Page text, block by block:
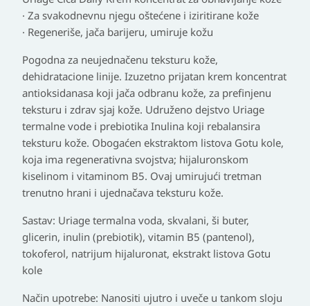
· Za svakodnevnu njegu oštećene i iziritirane kože
· Regeneriše, jača barijeru, umiruje kožu
Pogodna za neujednačenu teksturu kože,
dehidratacione linije. Izuzetno prijatan krem koncentrat
antioksidanasa koji jača odbranu kože, za prefinjenu
teksturu i zdrav sjaj kože. Udruženo dejstvo Uriage
termalne vode i prebiotika Inulina koji rebalansira
teksturu kože. Obogaćen ekstraktom listova Gotu kole,
koja ima regenerativna svojstva; hijaluronskom
kiselinom i vitaminom B5. Ovaj umirujući tretman
trenutno hrani i ujednačava teksturu kože.
Sastav: Uriage termalna voda, skvalani, ši buter,
glicerin, inulin (prebiotik), vitamin B5 (pantenol),
tokoferol, natrijum hijaluronat, ekstrakt listova Gotu
kole
Način upotrebe: Nanositi ujutro i uveče u tankom sloju